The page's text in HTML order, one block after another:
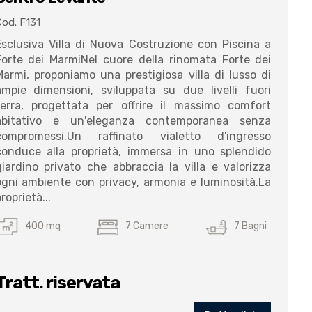
F131
Villa di Nuova Costruzione con Piscina a
dei MarmiNel cuore della rinomata Forte dei
proponiamo una prestigiosa villa di lusso di
dimensioni, sviluppata su due livelli fuori
progettata per offrire il massimo comfort
e un'eleganza contemporanea senza
raffinato vialetto d'ingresso
alla proprietà, immersa in uno splendido
privato che abbraccia la villa e valorizza
ambiente con privacy, armonia e luminosità.La
400 mq 7 Camere 7 Bagni
riservata